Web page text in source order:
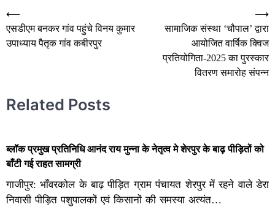
Post
navigation
⟵
एसडीएम बनकर गांव पहुंचे विनय कुमार
उपाध्याय पैतृक गांव कबीरपुर
सामाजिक संस्था ‘चौपाल’ द्वारा
आयोजित वार्षिक क्विज
प्रतियोगिता-2025 का पुरस्कार
वितरण समारोह संपन्न
⟶
Related Posts
ब्लॉक प्रमुख प्रतिनिधि आनंद राय मुन्ना के नेतृत्व मे शेरपुर के बाढ़ पीड़ितों को
बाँटी गई राहत सामग्री
गाजीपुर: भाँवरकोल के बाढ़ पीड़ित ग्राम पंचायत शेरपुर में रहने वाले डेरा
निवासी पीड़ित पशुपालकों एवं किसानों की समस्या अत्यंत…